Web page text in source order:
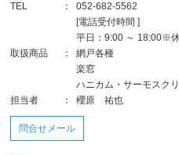
TEL
：
052-682-5562
[電話受付時間 ]
平日：9:00 ～ 18:00※
取扱商品
：
網戸各種
楽窓
ハニカム・サーモスク
担当者
： 櫻原 祐也
問合せメール